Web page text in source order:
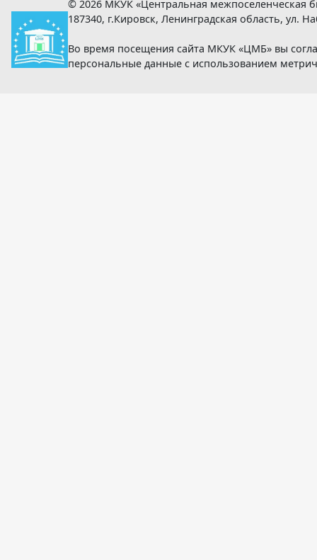
© 2026 МКУК «Центральная межпоселенческая
187340, г.Кировск, Ленинградская область, ул.
Во время посещения сайта МКУК «ЦМБ» вы
персональные данные с использованием